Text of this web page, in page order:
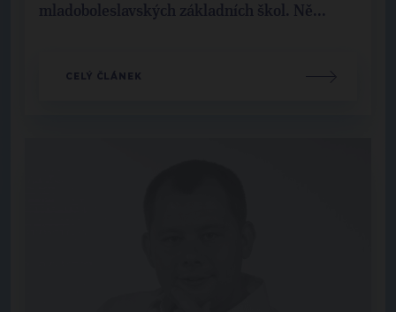
mladoboleslavských základních škol. Ně...
CELÝ ČLÁNEK